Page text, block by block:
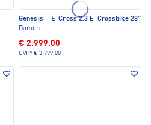
Genesis · E-Cross 2.3 E-Crossbike 28"
Damen
€ 2.999,00
UVP* € 3.799,00